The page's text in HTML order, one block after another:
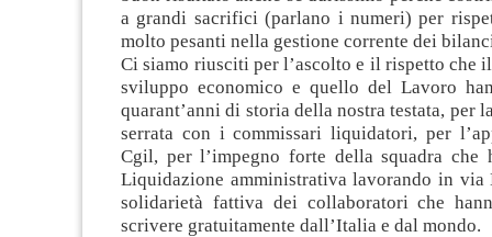
a grandi sacrifici (parlano i numeri) per
molto pesanti nella gestione corrente dei
Ci siamo riusciti per l’ascolto e il rispetto che
sviluppo economico e quello del Lavoro
quarant’anni di storia della nostra testata, per
serrata con i commissari liquidatori, per
Cgil, per l’impegno forte della squadra che
Liquidazione amministrativa lavorando in via
solidarietà fattiva dei collaboratori che
scrivere gratuitamente dall’Italia e dal mondo.